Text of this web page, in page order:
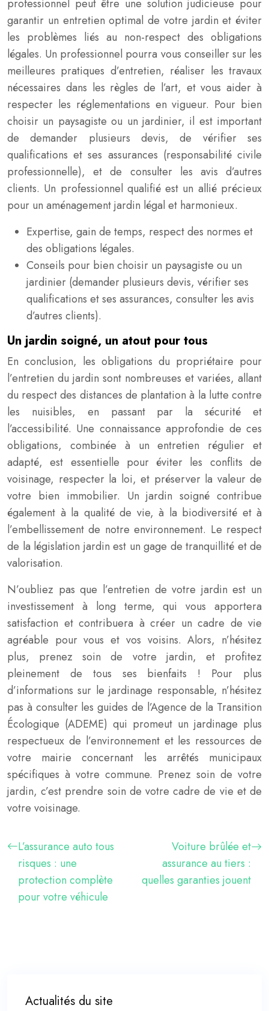
professionnel peut être une solution judicieuse pour
garantir un entretien optimal de votre jardin et éviter
les problèmes liés au non-respect des obligations
légales. Un professionnel pourra vous conseiller sur les
meilleures pratiques d’entretien, réaliser les travaux
nécessaires dans les règles de l’art, et vous aider à
respecter les réglementations en vigueur. Pour bien
choisir un paysagiste ou un jardinier, il est important
de demander plusieurs devis, de vérifier ses
qualifications et ses assurances (responsabilité civile
professionnelle), et de consulter les avis d’autres
clients. Un professionnel qualifié est un allié précieux
pour un aménagement jardin légal et harmonieux.
Expertise, gain de temps, respect des normes et
des obligations légales.
Conseils pour bien choisir un paysagiste ou un
jardinier (demander plusieurs devis, vérifier ses
qualifications et ses assurances, consulter les avis
d’autres clients).
Un jardin soigné, un atout pour tous
En conclusion, les obligations du propriétaire pour
l’entretien du jardin sont nombreuses et variées, allant
du respect des distances de plantation à la lutte contre
les nuisibles, en passant par la sécurité et
l’accessibilité. Une connaissance approfondie de ces
obligations, combinée à un entretien régulier et
adapté, est essentielle pour éviter les conflits de
voisinage, respecter la loi, et préserver la valeur de
votre bien immobilier. Un jardin soigné contribue
également à la qualité de vie, à la biodiversité et à
l’embellissement de notre environnement. Le respect
de la législation jardin est un gage de tranquillité et de
valorisation.
N’oubliez pas que l’entretien de votre jardin est un
investissement à long terme, qui vous apportera
satisfaction et contribuera à créer un cadre de vie
agréable pour vous et vos voisins. Alors, n’hésitez
plus, prenez soin de votre jardin, et profitez
pleinement de tous ses bienfaits ! Pour plus
d’informations sur le jardinage responsable, n’hésitez
pas à consulter les guides de l’Agence de la Transition
Écologique (ADEME) qui promeut un jardinage plus
respectueux de l’environnement et les ressources de
votre mairie concernant les arrêtés municipaux
spécifiques à votre commune. Prenez soin de votre
jardin, c’est prendre soin de votre cadre de vie et de
votre voisinage.
L’assurance auto tous
risques : une
protection complète
pour votre véhicule
Voiture brûlée et
assurance au tiers :
quelles garanties jouent
Actualités du site